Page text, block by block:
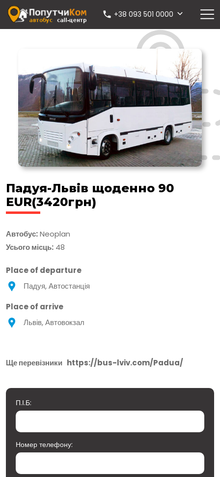
+38 093 501 0000
Падуя-Львів щоденно 90
EUR(3420грн)
Автобус:Neoplan
Усього місць: 48
Place of departure
Падуя, Автостанція
Place of arrive
Львів, Автовокзал
Ще перевізники https://bus-lviv.com/Padua/
П.І.Б:
Номер телефону: